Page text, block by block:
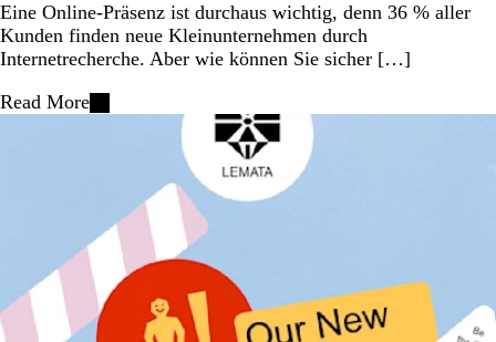
Eine Online-Präsenz ist durchaus wichtig, denn 36 % aller
Kunden finden neue Kleinunternehmen durch
Internetrecherche. Aber wie können Sie sicher […]
Read More